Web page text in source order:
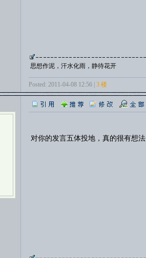
思想作泥，汗水化雨，静待花开
Posted: 2011-04-08 12:56 | 3 楼
对你的发言五体投地，真的很有想